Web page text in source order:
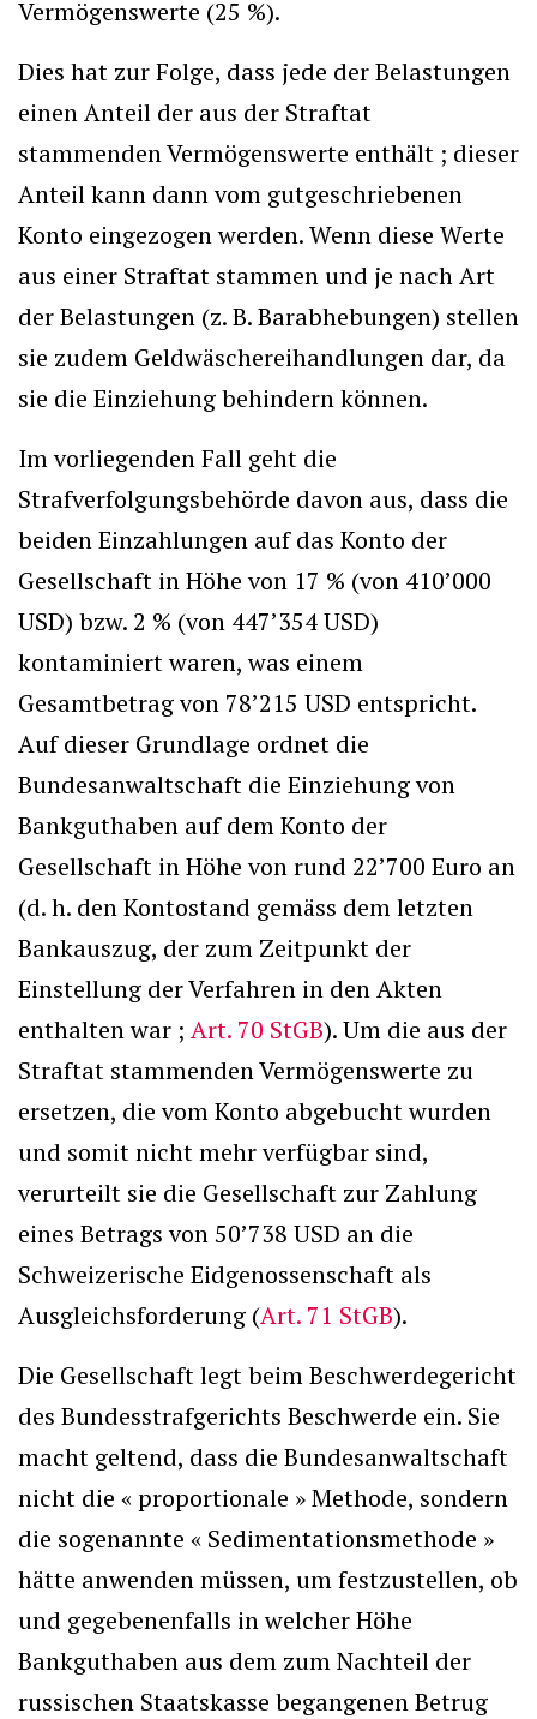
Vermögenswerte (25 %).
Dies hat zur Folge, dass jede der Belastungen
einen Anteil der aus der Straftat
stammenden Vermögenswerte enthält ; dieser
Anteil kann dann vom gutgeschriebenen
Konto eingezogen werden. Wenn diese Werte
aus einer Straftat stammen und je nach Art
der Belastungen (z. B. Barabhebungen) stellen
sie zudem Geldwäschereihandlungen dar, da
sie die Einziehung behindern können.
Im vorliegenden Fall geht die
Strafverfolgungsbehörde davon aus, dass die
beiden Einzahlungen auf das Konto der
Gesellschaft in Höhe von 17 % (von 410’000
USD) bzw. 2 % (von 447’354 USD)
kontaminiert waren, was einem
Gesamtbetrag von 78’215 USD entspricht.
Auf dieser Grundlage ordnet die
Bundesanwaltschaft die Einziehung von
Bankguthaben auf dem Konto der
Gesellschaft in Höhe von rund 22’700 Euro an
(d. h. den Kontostand gemäss dem letzten
Bankauszug, der zum Zeitpunkt der
Einstellung der Verfahren in den Akten
enthalten war ; Art. 70 StGB). Um die aus der
Straftat stammenden Vermögenswerte zu
ersetzen, die vom Konto abgebucht wurden
und somit nicht mehr verfügbar sind,
verurteilt sie die Gesellschaft zur Zahlung
eines Betrags von 50’738 USD an die
Schweizerische Eidgenossenschaft als
Ausgleichsforderung (Art. 71 StGB).
Die Gesellschaft legt beim Beschwerdegericht
des Bundesstrafgerichts Beschwerde ein. Sie
macht geltend, dass die Bundesanwaltschaft
nicht die « proportionale » Methode, sondern
die sogenannte « Sedimentationsmethode »
hätte anwenden müssen, um festzustellen, ob
und gegebenenfalls in welcher Höhe
Bankguthaben aus dem zum Nachteil der
russischen Staatskasse begangenen Betrug